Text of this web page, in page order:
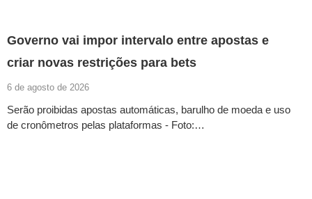
Governo vai impor intervalo entre apostas e
criar novas restrições para bets
6 de agosto de 2026
Serão proibidas apostas automáticas, barulho de moeda e uso
de cronômetros pelas plataformas - Foto:…